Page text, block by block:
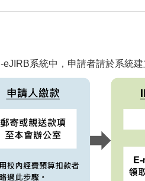
系統中，申請者請於系統建